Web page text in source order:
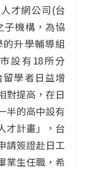
才網公司(台
子機構，為協
升學輔導組
設有18所分
學者日益增
對提高，在日
半的高中設有
才計畫」，台
請簽證赴日工
業生任職，希